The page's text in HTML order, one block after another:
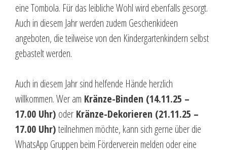
eine Tombola. Für das leibliche Wohl wird ebenfalls gesorgt.
Auch in diesem Jahr werden zudem Geschenkideen
angeboten, die teilweise von den Kindergartenkindern selbst
gebastelt werden.
Auch in diesem Jahr sind helfende Hände herzlich
willkommen. Wer am Kränze-Binden (14.11.25 –
17.00 Uhr) oder Kränze-Dekorieren (21.11.25 –
17.00 Uhr)teilnehmen möchte, kann sich gerne über die
WhatsApp Gruppen beim Förderverein melden oder eine